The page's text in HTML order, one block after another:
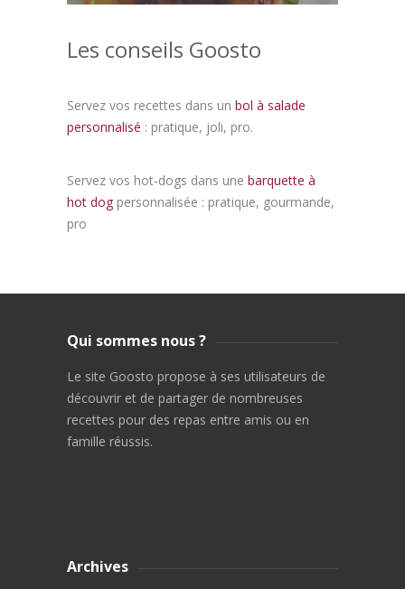
Les conseils Goosto
Servez vos recettes dans un bol à salade
personnalisé : pratique, joli, pro.
Servez vos hot-dogs dans une barquette à
hot dog personnalisée : pratique, gourmande,
pro
Qui sommes nous ?
Le site Goosto propose à ses utilisateurs de
découvrir et de partager de nombreuses
recettes pour des repas entre amis ou en
famille réussis.
Archives